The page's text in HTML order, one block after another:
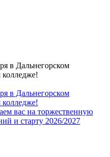
в Дальнегорском
колледже!
в Дальнегорском
колледже!
вас на торжественную
и старту 2026/2027